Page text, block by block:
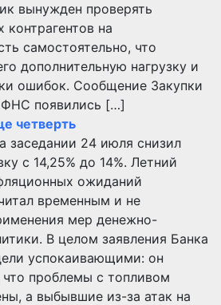
вынужден проверять
контрагентов на
самостоятельно, что
дополнительную нагрузку и
ошибок. Сообщение Закупки
ФНС появились […]
четверть
заседании 24 июля снизил
с 14,25% до 14%. Летний
ожиданий
временным и не
мер денежно-
В целом заявления Банка
успокаивающими: он
что проблемы с топливом
а выбывшие из-за атак на